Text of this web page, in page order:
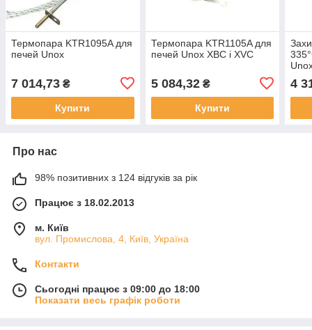
Термопара KTR1095A для
печей Unox
7 014,73 ₴
Купити
Термопара KTR1105A для
печей Unox XBC і XVC
5 084,32₴
Купити
4
Про нас
98% позитивних з 124 відгуків за рік
Працює з 18.02.2013
м. Київ
вул. Промислова, 4, Київ, Україна
Контакти
Сьогодні працює з 09:00 до 18:00
Показати весь графік роботи